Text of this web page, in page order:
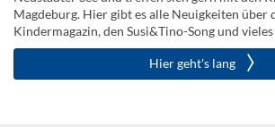
Magdeburg. Hier gibt es alle Neuigkeiten über
Kindermagazin, den Susi&Tino-Song und
Hier geht's lang